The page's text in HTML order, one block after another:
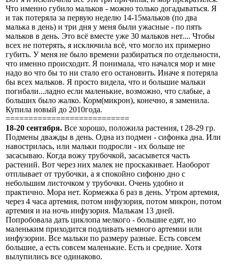
Что именно губило мальков - можно только догадываться. Я
и так потеряла за первую неделю 14-15мальков (по два
малька в день) и три дня у меня были ужасные - по пять
мальков в день. Это всё вместе уже 30 мальков нет.... Чтобы
всех не потерять, я исключила всё, что могло их примерно
губить. У меня не было времени разбираться по отдельности,
что именно происходит. Я понимала, что начался мор и мне
надо во что бы то ни стало его остановить. Иначе я потеряла
бы всех мальков. Я просто видела, что и большие мальки
погибали...ладно если маленькие, возможно, что слабые, а
больших было жалко. Корм(микрон), конечно, я заменила.
Купила новый до 2010года.
===========================
18-20 сентября. Все хорошо, положила растения, t 28-29 гр.
Подмены дважды в день. Одна из подмен - сифонка дна. Или
навострилась, или мальки подросли - их больше не
засасываю. Когда вожу трубочкой, засасывется часть
растений. Вот через них малек не проскакивает. Наоборот
отплывает от трубочки, а я спокойно сифоню дно с
небольшим листочком у трубочки. Очень удобно и
практично. Мора нет. Кормежка 6 раз в день. Утром артемия,
через 4 часа артемия, потом инфузория, потом микрон, потом
артемия и на ночь инфузория. Малькам 13 дней.
Попробовала дать циклопа мелкого - большие едят, но
маленьким приходится подливать немного артемии или
инфузории. Все мальки по размеру разные. Есть совсем
большие, а есть совсем маленькие. Есть и средние. Хотя
вылупились все одинаково.